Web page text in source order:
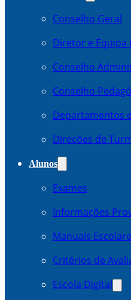
Conselho Geral
Diretor e Equipa
Conselho
Conselho
Departamentos
Direcões de
Alunos
Exames
Informações
Manuais
Critérios de
Escola Digital